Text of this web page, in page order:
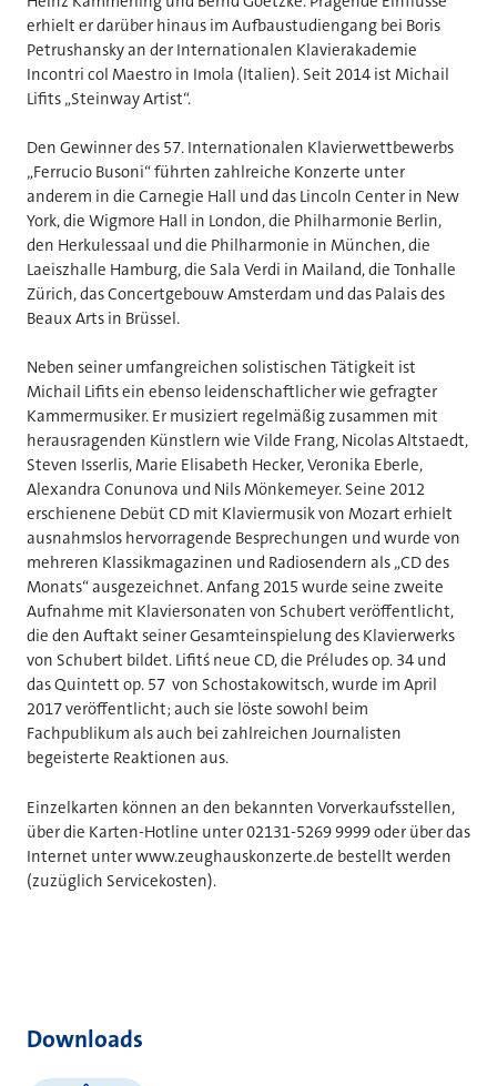
erhielt er darüber hinaus im Aufbaustudiengang bei Boris
Petrushansky an der Internationalen Klavierakademie
Incontri col Maestro in Imola (Italien). Seit 2014 ist Michail
Lifits „Steinway Artist“.
Den Gewinner des 57. Internationalen Klavierwettbewerbs
„Ferrucio Busoni“ führten zahlreiche Konzerte unter
anderem in die Carnegie Hall und das Lincoln Center in New
York, die Wigmore Hall in London, die Philharmonie Berlin,
den Herkulessaal und die Philharmonie in München, die
Laeiszhalle Hamburg, die Sala Verdi in Mailand, die Tonhalle
Zürich, das Concertgebouw Amsterdam und das Palais des
Beaux Arts in Brüssel.
Neben seiner umfangreichen solistischen Tätigkeit ist
Michail Lifits ein ebenso leidenschaftlicher wie gefragter
Kammermusiker. Er musiziert regelmäßig zusammen mit
herausragenden Künstlern wie Vilde Frang, Nicolas Altstaedt,
Steven Isserlis, Marie Elisabeth Hecker, Veronika Eberle,
Alexandra Conunova und Nils Mönkemeyer. Seine 2012
erschienene Debüt CD mit Klaviermusik von Mozart erhielt
ausnahmslos hervorragende Besprechungen und wurde von
mehreren Klassikmagazinen und Radiosendern als „CD des
Monats“ ausgezeichnet. Anfang 2015 wurde seine zweite
Aufnahme mit Klaviersonaten von Schubert veröffentlicht,
die den Auftakt seiner Gesamteinspielung des Klavierwerks
von Schubert bildet. Lifits´ neue CD, die Préludes op. 34 und
das Quintett op. 57 von Schostakowitsch, wurde im April
2017 veröffentlicht; auch sie löste sowohl beim
Fachpublikum als auch bei zahlreichen Journalisten
begeisterte Reaktionen aus.
Einzelkarten können an den bekannten Vorverkaufsstellen,
über die Karten-Hotline unter 02131-5269 9999 oder über das
Internet unter www.zeughauskonzerte.de bestellt werden
(zuzüglich Servicekosten).
Downloads